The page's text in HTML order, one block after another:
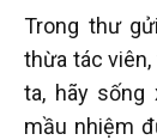
Trong thư
thừa tác
ta, hãy sống
mầu nhiệm